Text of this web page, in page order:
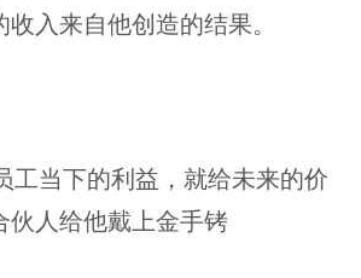
入来自他创造的结果。
工当下的利益，就给未来的价
伙人给他戴上金手铐